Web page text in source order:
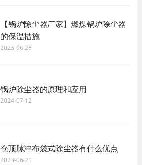
【锅炉除尘器厂家】燃煤锅炉除尘器
的保温措施
2023-06-28
锅炉除尘器的原理和应用
2024-07-12
仓顶脉冲布袋式除尘器有什么优点
2023-06-21